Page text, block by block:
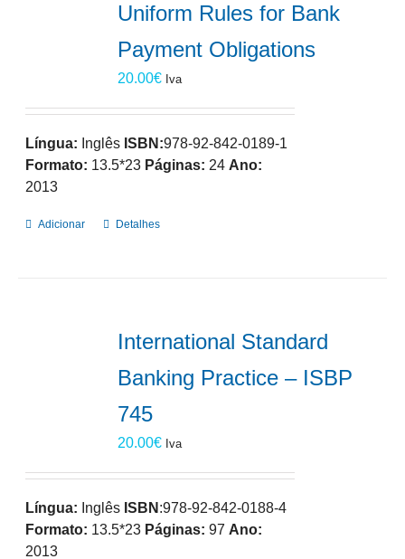
Uniform Rules for Bank
Payment Obligations
20.00€ Iva
Língua: Inglês ISBN:978-92-842-0189-1
Formato: 13.5*23 Páginas: 24 Ano:
2013
Adicionar Detalhes
International Standard
Banking Practice – ISBP
745
20.00€ Iva
Língua: Inglês ISBN :978-92-842-0188-4
Formato: 13.5*23 Páginas: 97 Ano:
2013